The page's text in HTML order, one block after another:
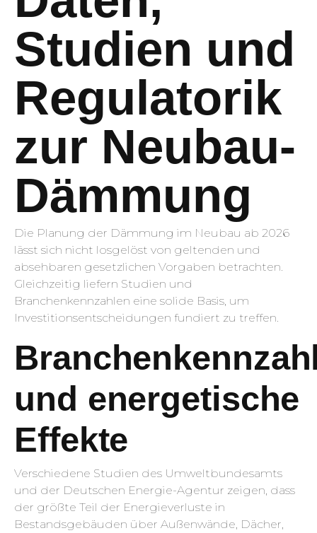
Studien und
Regulatorik
zur Neubau-
Dämmung
Die Planung der Dämmung im Neubau ab 2026
lässt sich nicht losgelöst von geltenden und
absehbaren gesetzlichen Vorgaben betrachten.
Gleichzeitig liefern Studien und
Branchenkennzahlen eine solide Basis, um
Investitionsentscheidungen fundiert zu treffen.
und energetische
Effekte
Verschiedene Studien des Umweltbundesamts
und der Deutschen Energie-Agentur zeigen, dass
der größte Teil der Energieverluste in
Bestandsgebäuden über Außenwände, Dächer,